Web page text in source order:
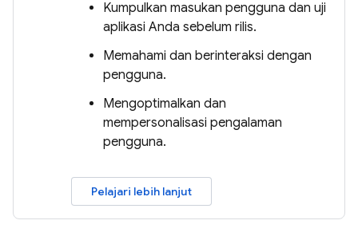
Kumpulkan masukan pengguna dan uji
aplikasi Anda sebelum rilis.
Memahami dan berinteraksi dengan
pengguna.
Mengoptimalkan dan
mempersonalisasi pengalaman
pengguna.
Pelajari lebih lanjut